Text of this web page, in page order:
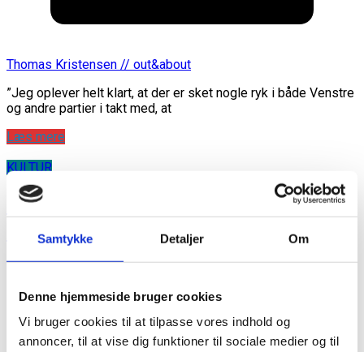
Samtykke Detaljer Om
Denne hjemmeside bruger cookies
Vi bruger cookies til at tilpasse vores indhold og
annoncer, til at vise dig funktioner til sociale medier og til
Thomas Kristensen // out&about
”Jeg oplever helt klart, at der er sket nogle ryk i både Venstre
og andre partier i takt med, at
Læs mere
KULTUR
Frederiksberg støtter Copenhagen
2021